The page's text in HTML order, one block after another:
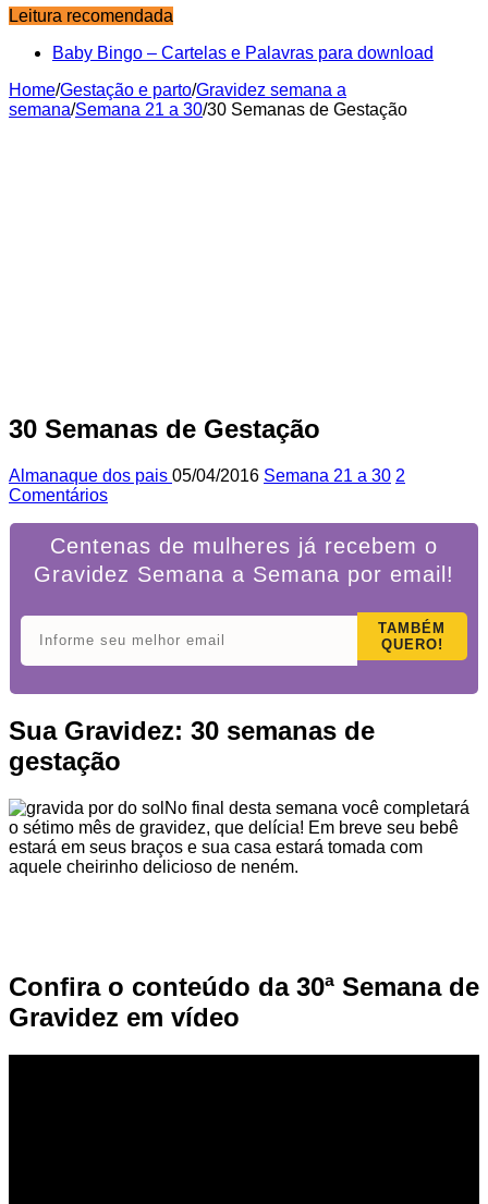
Leitura recomendada
Baby Bingo – Cartelas e Palavras para download
Home/Gestação e parto/Gravidez semana a
semana/Semana 21 a 30/30 Semanas de Gestação
30 Semanas de Gestação
Almanaque dos pais 05/04/2016 Semana 21 a 30 2
Comentários
Centenas de mulheres já recebem o
Gravidez Semana a Semana por email!
TAMBÉM
QUERO!
Sua Gravidez: 30 semanas de
gestação
No final desta semana você completará
o sétimo mês de gravidez, que delícia! Em breve seu bebê
estará em seus braços e sua casa estará tomada com
aquele cheirinho delicioso de neném.
Confira o conteúdo da 30ª Semana de
Gravidez em vídeo